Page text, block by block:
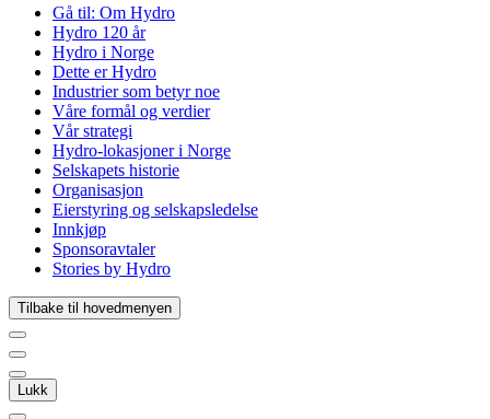
Gå til: Om Hydro
Hydro 120 år
Hydro i Norge
Dette er Hydro
Industrier som betyr noe
Våre formål og verdier
Vår strategi
Hydro-lokasjoner i Norge
Selskapets historie
Organisasjon
Eierstyring og selskapsledelse
Innkjøp
Sponsoravtaler
Stories by Hydro
Tilbake til hovedmenyen
Lukk